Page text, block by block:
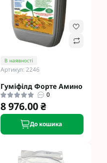
В наявності
Артикул: 2246
Гуміфілд Форте Амино
0
8 976.00 ₴
До кошика